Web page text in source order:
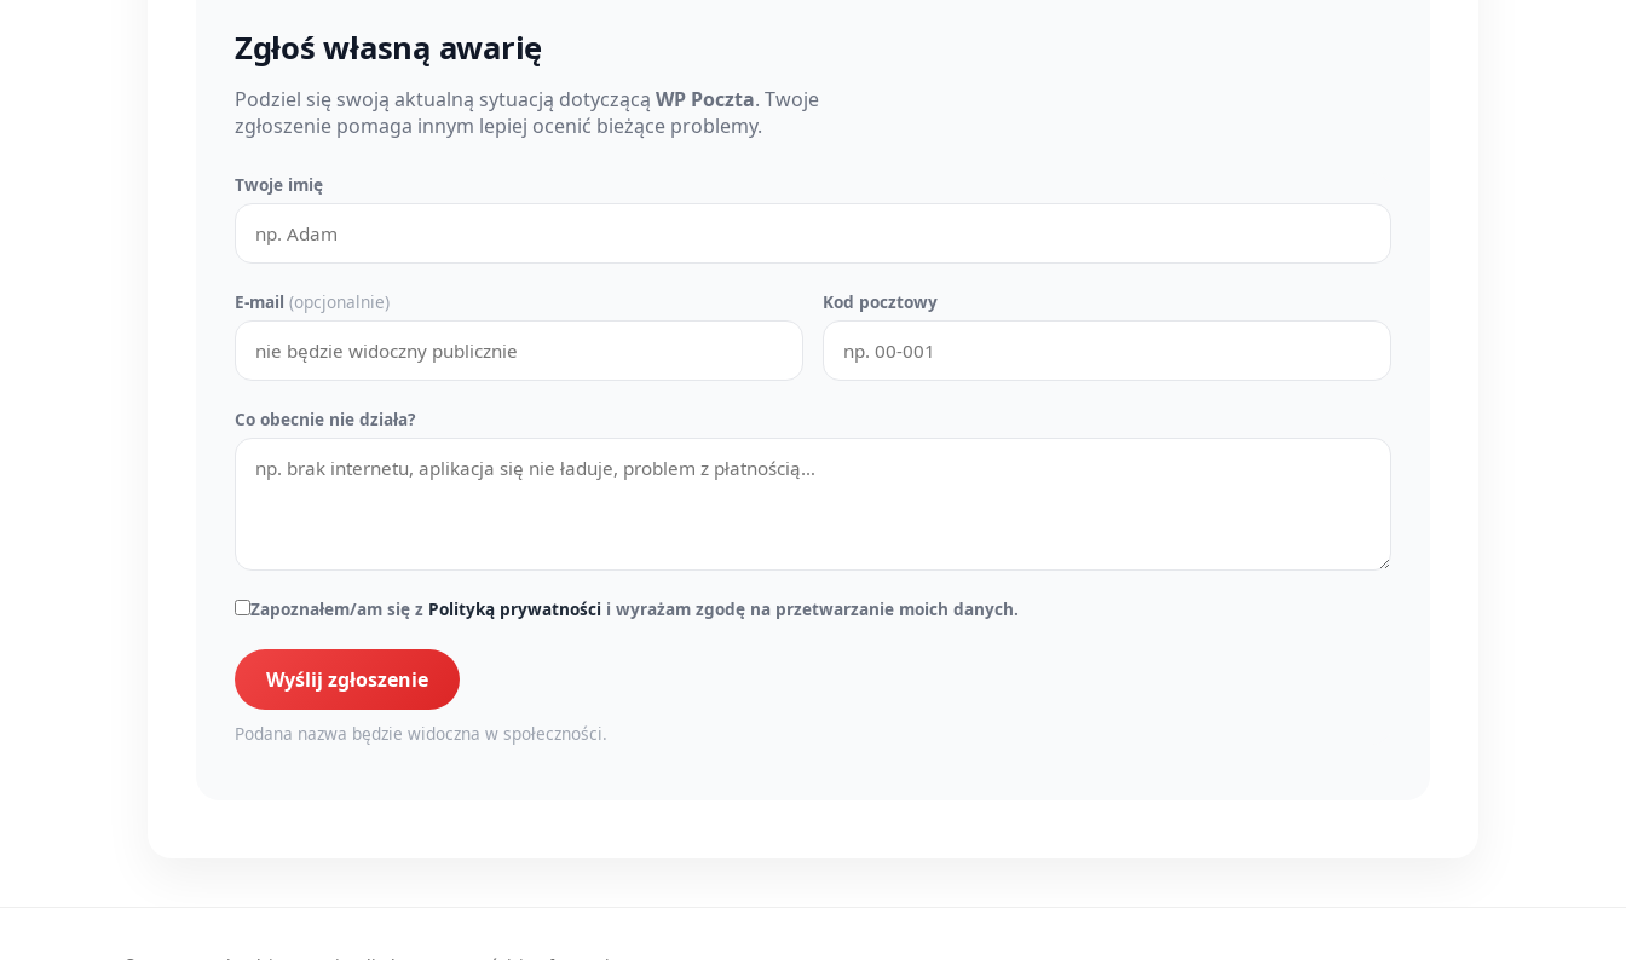
Zgłoś własną awarię
Podziel się swoją aktualną sytuacją dotyczącą WP Poczta. Twoje
zgłoszenie pomaga innym lepiej ocenić bieżące problemy.
Twoje imię
E-mail (opcjonalnie) Kod pocztowy
Co obecnie nie działa?
Zapoznałem/am się z Polityką prywatności i wyrażam zgodę na przetwarzanie moich danych.
Wyślij zgłoszenie
Podana nazwa będzie widoczna w społeczności.